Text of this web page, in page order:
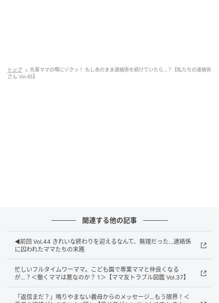
ウーマンエキサイト
ウーマンエキサイト
トップ
先輩ママの噂にゾクッ！ もしあのまま連絡係を続けていたら…？【私たちの連絡係
さん Vol.45】
関連する他の記事
◀︎前回 Vol.44 きれいな終わりを迎えるなんて、無理だった…連絡係
に囚われたママたちの末路
忙しいフルタイムワーママ。こども園で専業ママと仲良くなる
が…？＜働くママは悪なのか？ 1＞【ママ友トラブル図鑑 Vol.37】
「返信まだ？」鳴りやまない義母からのメッセージ…もう限界！＜